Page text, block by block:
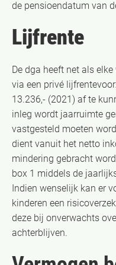
de pensioendatum van
Lijfrente
De dga heeft net als
via een privé
13.236,- (2021) af te
inleg wordt jaarruimte
vastgesteld moeten
dient vanuit het netto
mindering gebracht
box 1 middels de
Indien wenselijk kan er
kinderen een
deze bij onverwachts
achterblijven.